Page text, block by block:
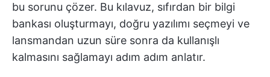
bu sorunu çözer. Bu kılavuz, sıfırdan bir bilgi
bankası oluşturmayı, doğru yazılımı seçmeyi ve
lansmandan uzun süre sonra da kullanışlı
kalmasını sağlamayı adım adım anlatır.